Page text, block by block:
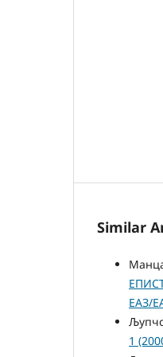
Similar
ЕАЗ/
1